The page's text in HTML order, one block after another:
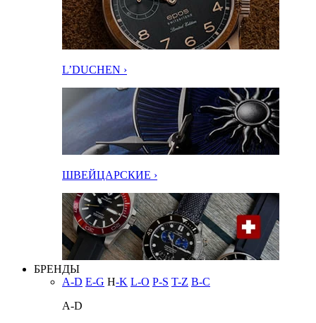
L’DUCHEN ›
ШВЕЙЦАРСКИЕ ›
БРЕНДЫ
A-D E-G H-K L-O P-S T-Z В-С
A-D